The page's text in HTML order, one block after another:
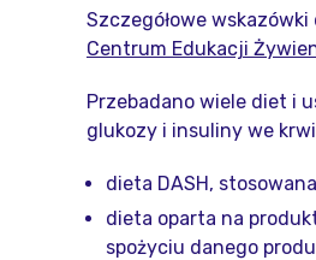
Szczegółowe
Centrum Edukacji
Przebadano wiele diet i
glukozy i insuliny we
dieta DASH,
dieta oparta na
spożyciu danego